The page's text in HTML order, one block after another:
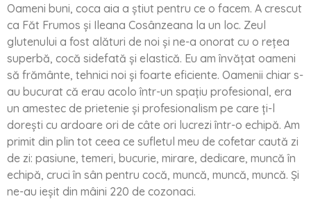
Oameni buni, coca aia a știut pentru ce o facem. A crescut
ca Făt Frumos și Ileana Cosânzeana la un loc. Zeul
glutenului a fost alături de noi și ne-a onorat cu o rețea
superbă, cocă sidefată și elastică. Eu am învățat oameni
să frământe, tehnici noi și foarte eficiente. Oamenii chiar s-
au bucurat că erau acolo într-un spațiu profesional, era
un amestec de prietenie și profesionalism pe care ți-l
dorești cu ardoare ori de câte ori lucrezi într-o echipă. Am
primit din plin tot ceea ce sufletul meu de cofetar caută zi
de zi: pasiune, temeri, bucurie, mirare, dedicare, muncă în
echipă, cruci în sân pentru cocă, muncă, muncă, muncă. Și
ne-au ieșit din mâini 220 de cozonaci.